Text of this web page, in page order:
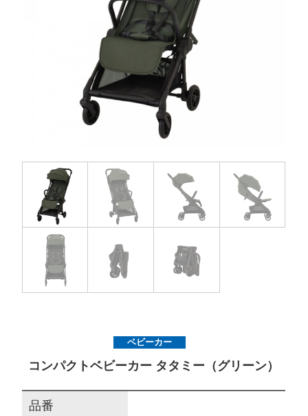
お知らせ
チャイルドシートユーザー登録
ママコラボ
KATOJI TV
このサイトについて
プライバシーポリシー
オフィシャルFacebook
オフィシャルInstagram
ベビーカー
コンパクトベビーカー タタミー（グリーン）
品番